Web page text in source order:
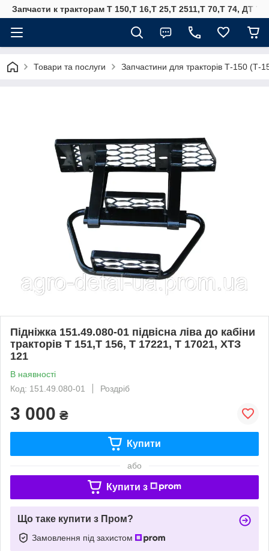
Запчасти к тракторам Т 150,Т 16,Т 25,Т 2511,Т 70,Т 74, ДТ
Товари та послуги Запчастини для тракторів Т-150
Підніжка 151.49.080-01 підвісна ліва до кабіни
тракторів Т 151,Т 156, Т 17221, Т 17021, ХТЗ
121
В наявності
Код: 151.49.080-01
Роздріб
3 000 ₴
Купити
або
Купити з
Що таке купити з Пром?
Замовлення під захистом